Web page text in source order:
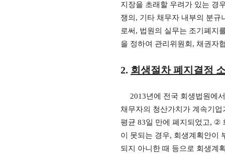
지장을 초래할 우려가 있는 경
쟁의 , 기타 채무자 내부의 분규
로써 , 법원의 실무는 조기폐지
을 정하여 관리위원회 , 채권자
2. 회생절차 폐지결정
2013년에 전국 회생법원에
채무자의 청산가치가 계속기
평균 83일 만에 폐지되었고, ②
이 못되는 경우, 회생계획안이
되지 아니한 때 등으로 회생계